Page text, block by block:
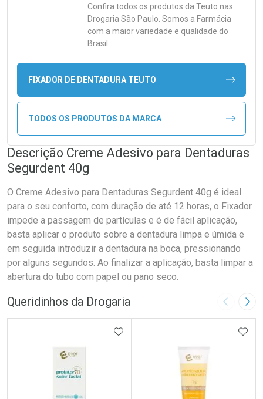
Confira todos os produtos da Teuto nas
Drogaria São Paulo. Somos a Farmácia
com a maior variedade e qualidade do
Brasil.
FIXADOR DE DENTADURA TEUTO
TODOS OS PRODUTOS DA MARCA
Descrição Creme Adesivo para Dentaduras
Segurdent 40g
O Creme Adesivo para Dentaduras Segurdent 40g é ideal
para o seu conforto, com duração de até 12 horas, o Fixador
impede a passagem de partículas e é de fácil aplicação,
basta aplicar o produto sobre a dentadura limpa e úmida e
em seguida introduzir a dentadura na boca, pressionando
por alguns segundos. Ao finalizar a aplicação, basta limpar a
abertura do tubo com papel ou pano seco.
Queridinhos da Drogaria Imagem
ADICIONAR AOS FAVORITOS